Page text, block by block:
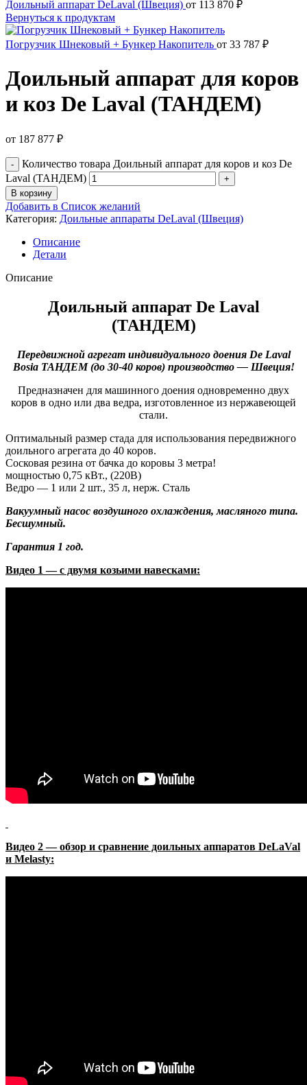
Доильный аппарат DeLaval (Швеция) от 113 870 ₽
Вернуться к продуктам
Погрузчик Шнековый + Бункер Накопитель от 33 787 ₽
Доильный аппарат для коров
и коз De Laval (ТАНДЕМ)
от 187 877 ₽
Количество товара Доильный аппарат для коров и коз De
Laval (ТАНДЕМ)
В корзину
Добавить в Список желаний
Категория: Доильные аппараты DeLaval (Швеция)
Описание
Детали
Описание
Доильный аппарат De Laval
(ТАНДЕМ)
Передвижной агрегат индивидуального доения De Laval
Bosia ТАНДЕМ (до 30-40 коров) производство — Швеция!
Предназначен для машинного доения одновременно двух
коров в одно или два ведра, изготовленное из нержавеющей
стали.
Оптимальный размер стада для использования передвижного
доильного агрегата до 40 коров.
Сосковая резина от бачка до коровы 3 метра!
мощностью 0,75 кВт., (220В)
Ведро ― 1 или 2 шт., 35 л, нерж. Сталь
Вакуумный насос воздушного охлаждения, масляного типа.
Бесшумный.
Гарантия 1 год.
Видео 1 — с двумя козьими навесками:
Видео 2 — обзор и сравнение доильных аппаратов DeLaVal
и Melasty: